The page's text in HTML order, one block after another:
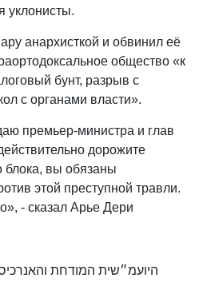
уклонисты.
анархисткой и обвинил её
общество «к
бунт, разрыв с
с органами власти».
премьер-министра и глав
дорожите
блока, вы обязаны
этой преступной травли.
- сказал Арье Дери
היועמ״שית המודחת